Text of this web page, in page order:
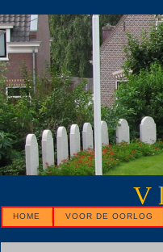
HOME VOOR DE OORLOG